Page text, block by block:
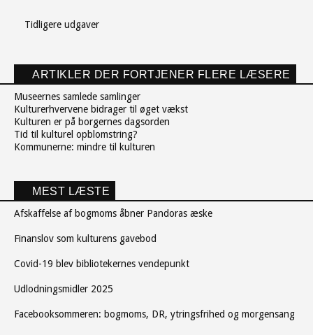
Tidligere udgaver
ARTIKLER DER FORTJENER FLERE LÆSERE
Museernes samlede samlinger
Kulturerhvervene bidrager til øget vækst
Kulturen er på borgernes dagsorden
Tid til kulturel opblomstring?
Kommunerne: mindre til kulturen
MEST LÆSTE
Afskaffelse af bogmoms åbner Pandoras æske
Finanslov som kulturens gavebod
Covid-19 blev bibliotekernes vendepunkt
Udlodningsmidler 2025
Facebooksommeren: bogmoms, DR, ytringsfrihed og morgensang